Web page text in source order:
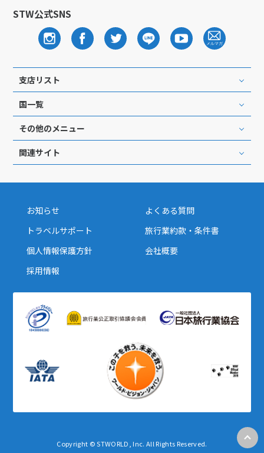
STW公式SNS
支店リスト
国一覧
その他のメニュー
関連サイト
お知らせ
よくある質問
トラベルサポート
旅行業約款・条件書
個人情報保護方針
会社概要
採用情報
Copyright © STWORLD, Inc. All Rights Reserved.